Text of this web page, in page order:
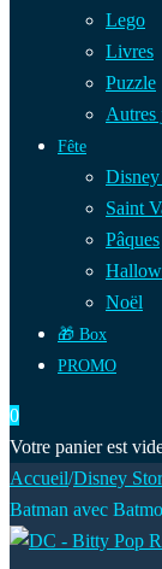
Lego
Livres
Puzzle
Autres
Fête
Saint
Pâques
Noël
🎁 Box
PROMO
0
Votre panier est
Accueil/Disney
Batman avec